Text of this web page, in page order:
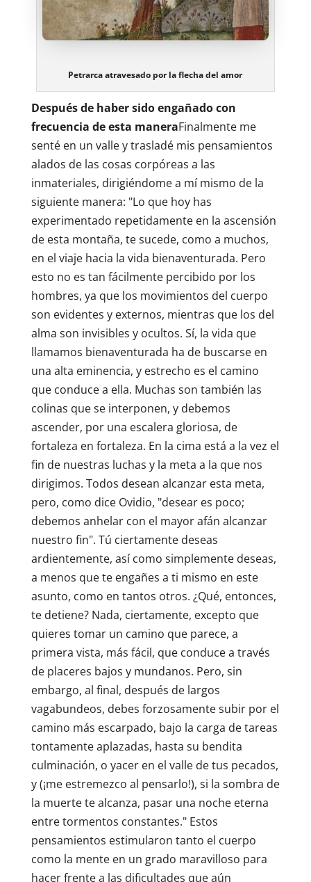
Petrarca atravesado por la flecha del amor
Después de haber sido engañado con
frecuencia de esta maneraFinalmente me
senté en un valle y trasladé mis pensamientos
alados de las cosas corpóreas a las
inmateriales, dirigiéndome a mí mismo de la
siguiente manera: "Lo que hoy has
experimentado repetidamente en la ascensión
de esta montaña, te sucede, como a muchos,
en el viaje hacia la vida bienaventurada. Pero
esto no es tan fácilmente percibido por los
hombres, ya que los movimientos del cuerpo
son evidentes y externos, mientras que los del
alma son invisibles y ocultos. Sí, la vida que
llamamos bienaventurada ha de buscarse en
una alta eminencia, y estrecho es el camino
que conduce a ella. Muchas son también las
colinas que se interponen, y debemos
ascender, por una escalera gloriosa, de
fortaleza en fortaleza. En la cima está a la vez el
fin de nuestras luchas y la meta a la que nos
dirigimos. Todos desean alcanzar esta meta,
pero, como dice Ovidio, "desear es poco;
debemos anhelar con el mayor afán alcanzar
nuestro fin". Tú ciertamente deseas
ardientemente, así como simplemente deseas,
a menos que te engañes a ti mismo en este
asunto, como en tantos otros. ¿Qué, entonces,
te detiene? Nada, ciertamente, excepto que
quieres tomar un camino que parece, a
primera vista, más fácil, que conduce a través
de placeres bajos y mundanos. Pero, sin
embargo, al final, después de largos
vagabundeos, debes forzosamente subir por el
camino más escarpado, bajo la carga de tareas
tontamente aplazadas, hasta su bendita
culminación, o yacer en el valle de tus pecados,
y (¡me estremezco al pensarlo!), si la sombra de
la muerte te alcanza, pasar una noche eterna
entre tormentos constantes." Estos
pensamientos estimularon tanto el cuerpo
como la mente en un grado maravilloso para
hacer frente a las dificultades que aún